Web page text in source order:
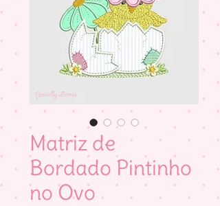
Matriz de
Bordado Pintinho
no Ovo